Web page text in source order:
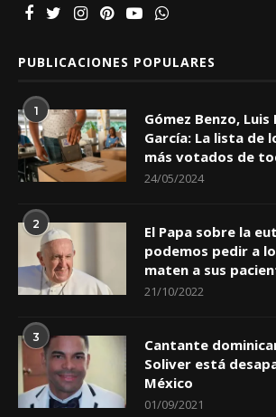
PUBLICACIONES POPULARES
1
Gómez Benzo, Luis
García: La lista de
más votados de
24/05/2024
2
El Papa sobre la
podemos pedir a
maten a sus
21/10/2022
3
Cantante
Soliver está
México
01/09/2021